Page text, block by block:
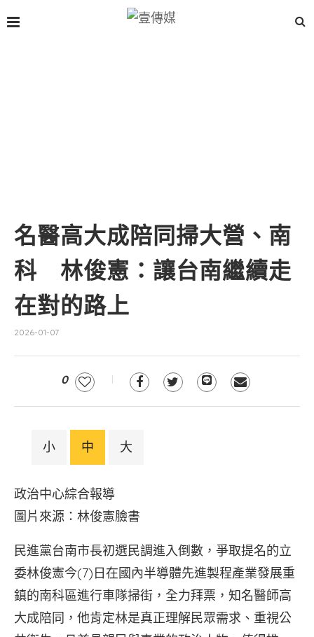
名醫高大成陪同掃大營、南
科 林俊憲：讓台南繼續走
在對的路上
2026-01-07
0
小 中 大
政治中心綜合報導
圖片來源：林俊憲臉書
民進黨台南市長初選民調進入倒數，爭取提名的立
委林俊憲今(7)日在國內半導體先進製程產業發展重
鎮的南科區進行車隊掃街，全力拜票，知名醫師高
大成陪同，他肯定林是真正理解民眾需求、重視公